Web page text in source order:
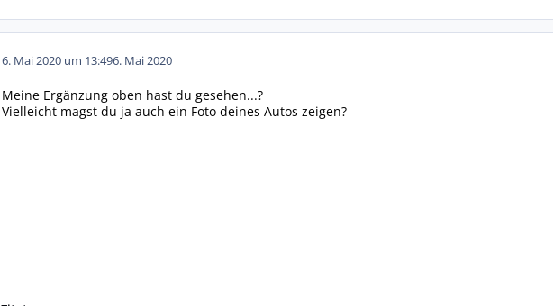
6. Mai 2020 um 13:496. Mai 2020
Meine Ergänzung oben hast du gesehen...?
Vielleicht magst du ja auch ein Foto deines Autos zeigen?